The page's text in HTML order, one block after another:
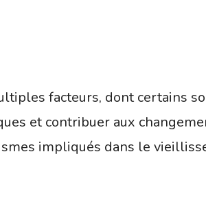
facteurs, dont certains
et contribuer aux
impliqués dans le